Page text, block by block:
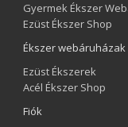
Gyermek Ékszer
Ezüst Ékszer Shop
Ékszer webáruházak
Ezüst Ékszerek
Acél Ékszer Shop
Fiók